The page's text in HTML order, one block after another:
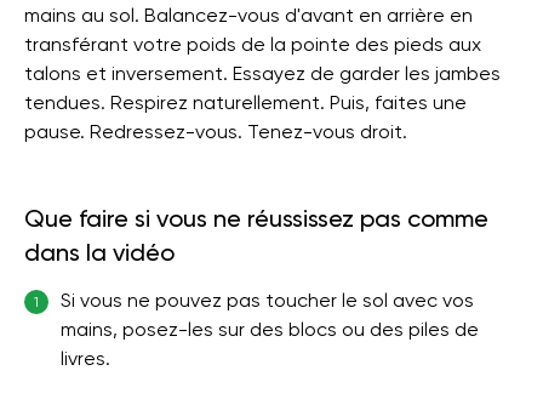
mains au sol. Balancez-vous d'avant en arrière en
transférant votre poids de la pointe des pieds aux
talons et inversement. Essayez de garder les jambes
tendues. Respirez naturellement. Puis, faites une
pause. Redressez-vous. Tenez-vous droit.
Que faire si vous ne réussissez pas comme
dans la vidéo
1
Si vous ne pouvez pas toucher le sol avec vos
mains, posez-les sur des blocs ou des piles de
livres.